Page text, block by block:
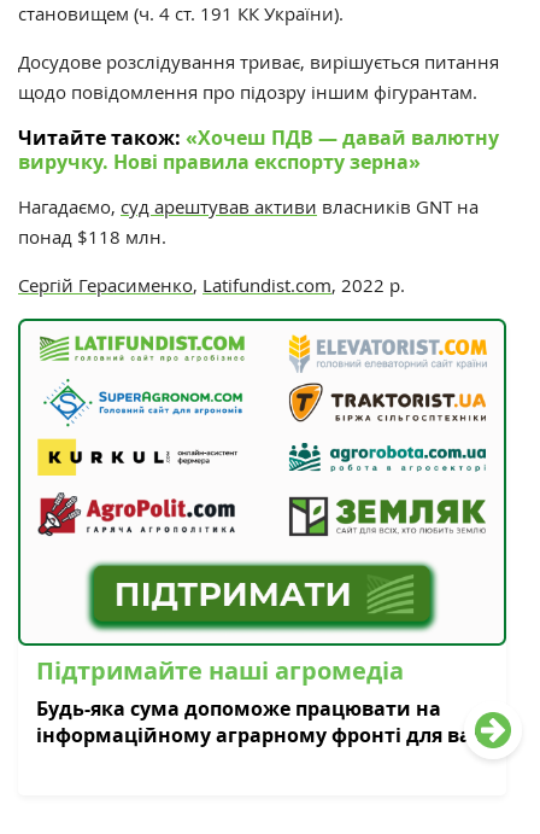
становищем (ч. 4 ст. 191 КК України).
Досудове розслідування триває, вирішується питання
щодо повідомлення про підозру іншим фігурантам.
Читайте також: «‎Хочеш ПДВ — давай валютну
виручку. Нові правила експорту зерна»
Нагадаємо, суд арештував активи власників GNT на
понад $118 млн.
Сергій Герасименко, Latifundist.com, 2022 р.
Підтримайте наші агромедіа
Будь-яка сума допоможе працювати на
інформаційному аграрному фронті для вас